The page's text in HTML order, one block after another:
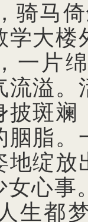
骑马
学大
一片
流溢
披斑
胭脂
地绽
女心事
生都